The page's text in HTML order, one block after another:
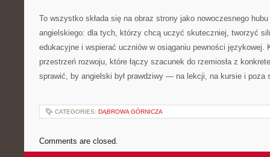
To wszystko składa się na obraz strony jako nowoczesnego
angielskiego: dla tych, którzy chcą uczyć skuteczniej, tworzyć
edukacyjne i wspierać uczniów w osiąganiu pewności językowej.
przestrzeń rozwoju, które łączy szacunek do rzemiosła z
sprawić, by angielski był prawdziwy — na lekcji, na kursie i poza
CATEGORIES: DĄBROWA GÓRNICZA
Comments are closed.